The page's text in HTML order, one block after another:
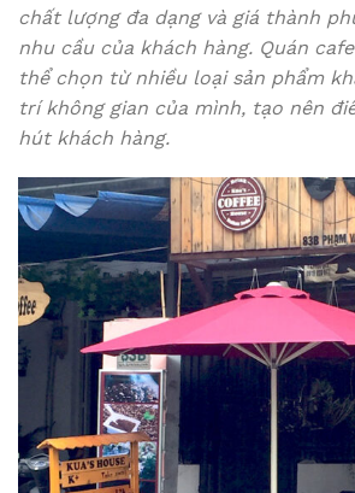
chất lượng đa dạng và giá thành
nhu cầu của khách hàng. Quán
thể chọn từ nhiều loại sản phẩm
trí không gian của mình, tạo nên
hút khách hàng.